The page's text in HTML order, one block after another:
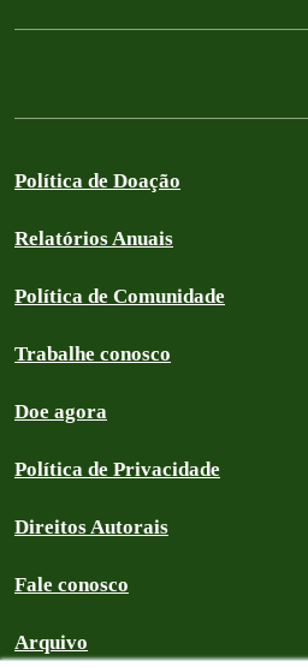
Política de Doação
Relatórios Anuais
Política de Comunidade
Trabalhe conosco
Doe agora
Política de Privacidade
Direitos Autorais
Fale conosco
Arquivo